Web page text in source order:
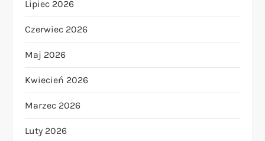
Lipiec 2026
Czerwiec 2026
Maj 2026
Kwiecień 2026
Marzec 2026
Luty 2026